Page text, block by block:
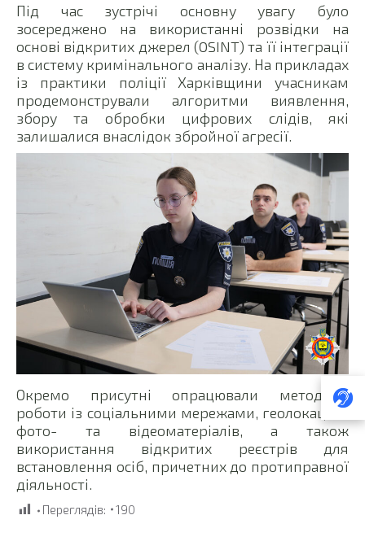
Під час зустрічі основну увагу було
зосереджено на використанні розвідки на
основі відкритих джерел (OSINT) та її інтеграції
в систему кримінального аналізу. На прикладах
із практики поліції Харківщини учасникам
продемонстрували алгоритми виявлення,
збору та обробки цифрових слідів, які
залишалися внаслідок збройної агресії.
Окремо присутні опрацювали методики
роботи із соціальними мережами, геолокацією
фото- та відеоматеріалів, а також
використання відкритих реєстрів для
встановлення осіб, причетних до протиправної
діяльності.
Переглядів: 190